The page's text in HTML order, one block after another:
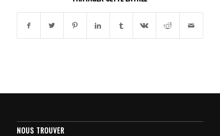
NOUS TROUVER